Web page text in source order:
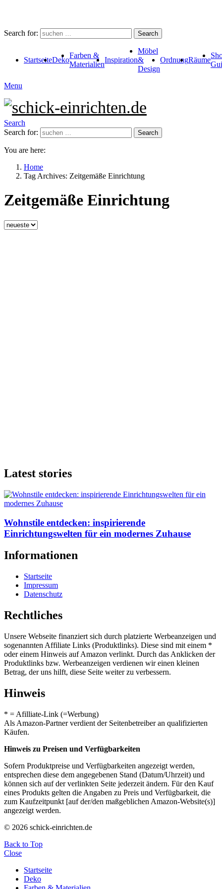
Search for: Search
StartseiteDeko
Farben &
Materialien
Inspiration
Möbel
&
Design
OrdnungRäume
Menu
Search
Search for:
Search
You are here:
Home
Tag Archives: Zeitgemäße Einrichtung
Zeitgemäße Einrichtung
Latest stories
Wohnstile entdecken: inspirierende
Einrichtungswelten für ein modernes Zuhause
Informationen
Startseite
Impressum
Datenschutz
Rechtliches
Unsere Webseite finanziert sich durch platzierte Werbeanzeigen und
sogenannten Affiliate Links (Produktlinks). Diese sind mit einem *
oder einem Hinweis auf Amazon verlinkt. Durch das Anklicken der
Produktlinks bzw. Werbeanzeigen verdienen wir einen kleinen
Betrag, der uns hilft, diese Seite weiter zu verbessern.
Hinweis
* = Afilliate-Link (=Werbung)
Als Amazon-Partner verdient der Seitenbetreiber an qualifizierten
Käufen.
Hinweis zu Preisen und Verfügbarkeiten
Sofern Produktpreise und Verfügbarkeiten angezeigt werden,
entsprechen diese dem angegebenen Stand (Datum/Uhrzeit) und
können sich auf der verlinkten Seite jederzeit ändern. Für den Kauf
eines Produkts gelten die Angaben zu Preis und Verfügbarkeit, die
zum Kaufzeitpunkt [auf der/den maßgeblichen Amazon-Website(s)]
angezeigt werden.
© 2026 schick-einrichten.de
Back to Top
Close
Startseite
Deko